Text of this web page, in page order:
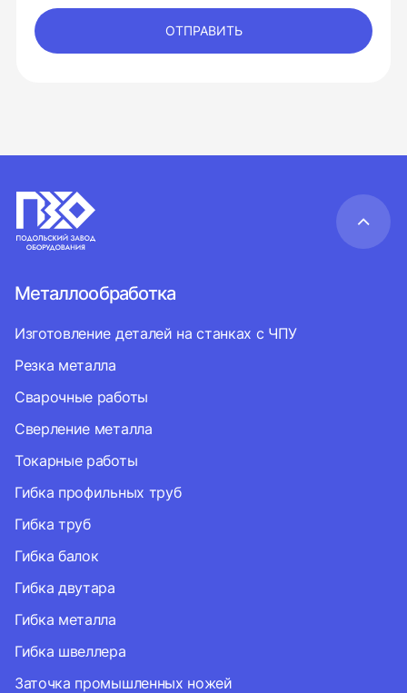
ОТПРАВИТЬ
Металлообработка
Изготовление деталей на станках с ЧПУ
Резка металла
Сварочные работы
Сверление металла
Токарные работы
Гибка профильных труб
Гибка труб
Гибка балок
Гибка двутара
Гибка металла
Гибка швеллера
Заточка промышленных ножей